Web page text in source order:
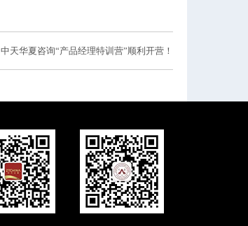
中天华夏咨询“产品经理特训营”顺利开营！